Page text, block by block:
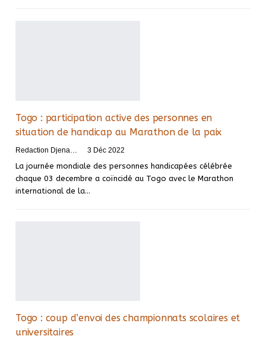
Togo : participation active des personnes en
situation de handicap au Marathon de la paix
Redaction DjenaSport 3 Déc 2022
La journée mondiale des personnes handicapées célébrée
chaque 03 decembre a coïncidé au Togo avec le Marathon
international de la…
Togo : coup d’envoi des championnats scolaires et
universitaires